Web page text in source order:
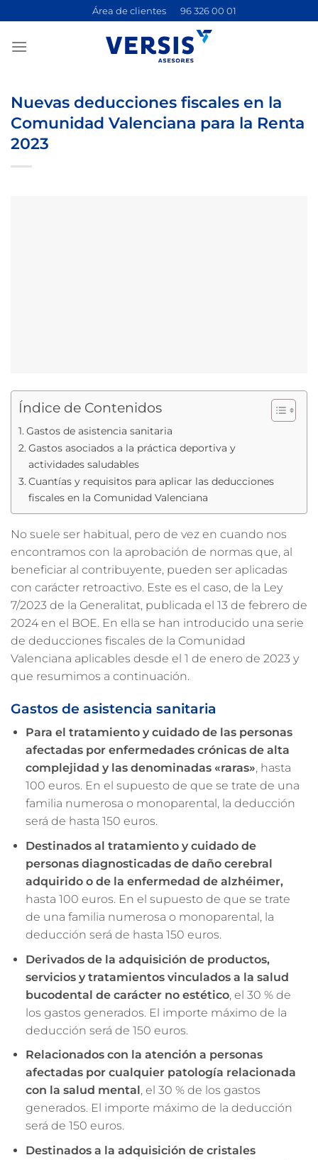
contenido
Área de clientes 96 326 00 01
Nuevas deducciones fiscales en la
Comunidad Valenciana para la Renta
2023
Índice de Contenidos
Gastos de asistencia sanitaria
Gastos asociados a la práctica deportiva y
actividades saludables
Cuantías y requisitos para aplicar las deducciones
fiscales en la Comunidad Valenciana
No suele ser habitual, pero de vez en cuando nos
encontramos con la aprobación de normas que, al
beneficiar al contribuyente, pueden ser aplicadas
con carácter retroactivo. Este es el caso, de la Ley
7/2023 de la Generalitat, publicada el 13 de febrero de
2024 en el BOE. En ella se han introducido una serie
de deducciones fiscales de la Comunidad
Valenciana aplicables desde el 1 de enero de 2023 y
que resumimos a continuación.
Gastos de asistencia sanitaria
Para el tratamiento y cuidado de las personas
afectadas por enfermedades crónicas de alta
complejidad y las denominadas «raras», hasta
100 euros. En el supuesto de que se trate de una
familia numerosa o monoparental, la deducción
será de hasta 150 euros.
Destinados al tratamiento y cuidado de
personas diagnosticadas de daño cerebral
adquirido o de la enfermedad de alzhéimer,
hasta 100 euros. En el supuesto de que se trate
de una familia numerosa o monoparental, la
deducción será de hasta 150 euros.
Derivados de la adquisición de productos,
servicios y tratamientos vinculados a la salud
bucodental de carácter no estético, el 30 % de
los gastos generados. El importe máximo de la
deducción será de 150 euros.
Relacionados con la atención a personas
afectadas por cualquier patología relacionada
con la salud mental, el 30 % de los gastos
generados. El importe máximo de la deducción
será de 150 euros.
Destinados a la adquisición de cristales